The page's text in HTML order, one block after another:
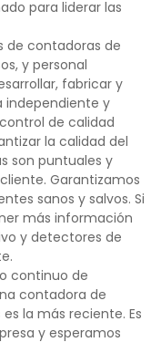
para liderar las
de contadoras de
y personal
fabricar y
independiente y
de calidad
la calidad del
son puntuales y
Garantizamos
sanos y salvos. Si
más información
y detectores de
continuo de
contadora de
la más reciente. Es
y esperamos